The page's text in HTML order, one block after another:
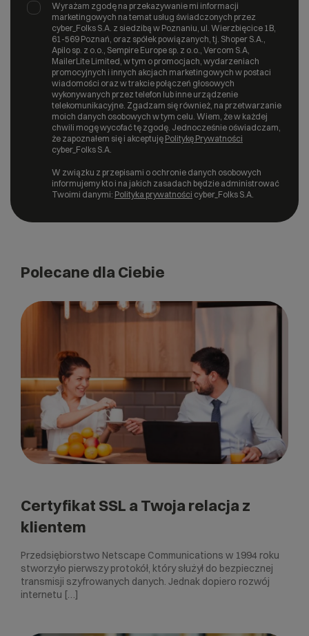
Wyrażam zgodę na przekazywanie mi informacji
marketingowych na temat usług świadczonych przez
cyber_Folks S.A. z siedzibą w Poznaniu, ul. Wierzbięcice 1B,
61-569 Poznań, oraz spółek powiązanych, tj. Shoper S.A.,
Apilo sp. z o.o., Sempire Europe sp. z o.o., Vercom S.A,
MailerLite Limited, w tym o promocjach, wydarzeniach
promocyjnych i innych akcjach marketingowych w postaci
wiadomości oraz w trakcie połączeń głosowych
wykonywanych przez telefon lub inne urządzenie
telekomunikacyjne. Zgadzam się również, na przetwarzanie
moich danych osobowych w tym celu. Wiem, że w każdej
chwili mogę wycofać tę zgodę. Jednocześnie oświadczam,
że zapoznałem się i akceptuję Politykę Prywatności
cyber_Folks S.A.
W związku z przepisami o ochronie danych osobowych
informujemy kto i na jakich zasadach będzie administrować
Twoimi danymi: Polityka prywatności cyber_Folks S.A.
Polecane dla Ciebie
Certyfikat SSL a Twoja relacja z
klientem
Przedsiębiorstwo Netscape Communications w 1994 roku
stworzyło pierwszy protokół, który służył do bezpiecznej
transmisji szyfrowanych danych. Jednak dopiero rozwój
internetu […]